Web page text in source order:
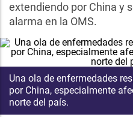
extendiendo por China y
alarma en la OMS.
Una ola de enfermedades
por China, especialmente
norte del país.